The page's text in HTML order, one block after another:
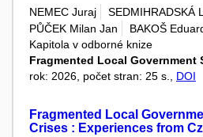
NEMEC Juraj SEDMIHRADSKÁ
PŮČEK Milan Jan
BAKOŠ
Kapitola v odborné knize
Fragmented Local Government
rok: 2026, počet stran: 25 s., DOI
Fragmented Local
Crises : Experiences from